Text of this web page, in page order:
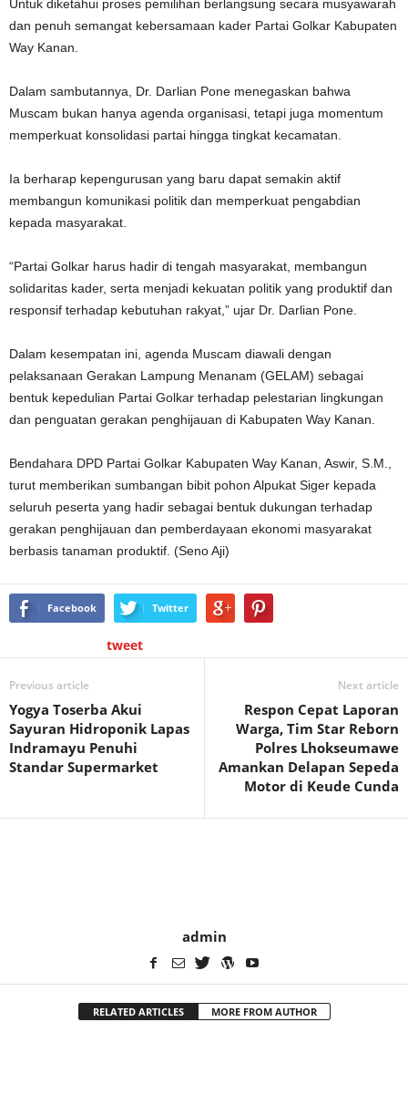
Untuk diketahui proses pemilihan berlangsung secara musyawarah
dan penuh semangat kebersamaan kader Partai Golkar Kabupaten
Way Kanan.
Dalam sambutannya, Dr. Darlian Pone menegaskan bahwa
Muscam bukan hanya agenda organisasi, tetapi juga momentum
memperkuat konsolidasi partai hingga tingkat kecamatan.
Ia berharap kepengurusan yang baru dapat semakin aktif
membangun komunikasi politik dan memperkuat pengabdian
kepada masyarakat.
“Partai Golkar harus hadir di tengah masyarakat, membangun
solidaritas kader, serta menjadi kekuatan politik yang produktif dan
responsif terhadap kebutuhan rakyat,” ujar Dr. Darlian Pone.
Dalam kesempatan ini, agenda Muscam diawali dengan
pelaksanaan Gerakan Lampung Menanam (GELAM) sebagai
bentuk kepedulian Partai Golkar terhadap pelestarian lingkungan
dan penguatan gerakan penghijauan di Kabupaten Way Kanan.
Bendahara DPD Partai Golkar Kabupaten Way Kanan, Aswir, S.M.,
turut memberikan sumbangan bibit pohon Alpukat Siger kepada
seluruh peserta yang hadir sebagai bentuk dukungan terhadap
gerakan penghijauan dan pemberdayaan ekonomi masyarakat
berbasis tanaman produktif. (Seno Aji)
Facebook Twitter
tweet
Previous article
Yogya Toserba Akui
Sayuran Hidroponik Lapas
Indramayu Penuhi
Standar Supermarket
Next article
Respon Cepat Laporan
Warga, Tim Star Reborn
Polres Lhokseumawe
Amankan Delapan Sepeda
Motor di Keude Cunda
admin
RELATED ARTICLES MORE FROM AUTHOR